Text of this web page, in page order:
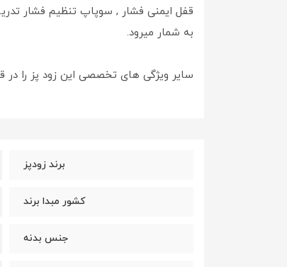
قفل ایمنی فشار , سوپاپ تنظیم فشار
به شمار میرود.
سایر ویژگی های تخصصی این زود پز را
برند زودپز
کشور مبدا برند
جنس بدنه